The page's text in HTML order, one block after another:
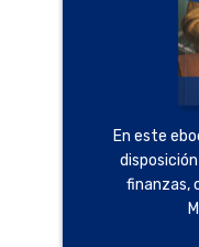
En este
finanzas,